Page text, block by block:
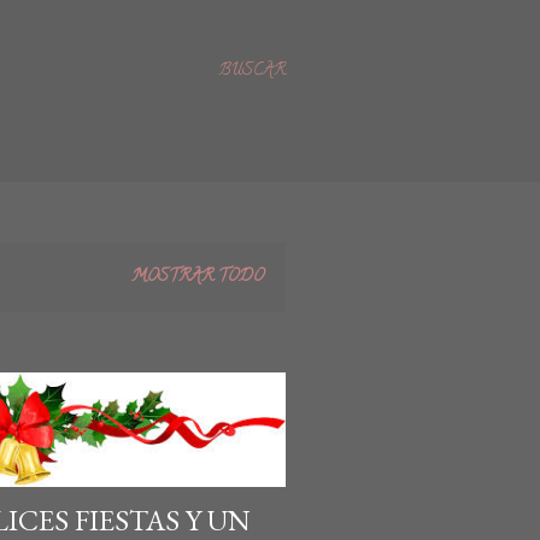
BUSCAR
MOSTRAR TODO
FIESTAS Y UN